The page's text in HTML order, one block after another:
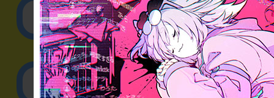
リアル脱出ゲーム制作
取材に関するお